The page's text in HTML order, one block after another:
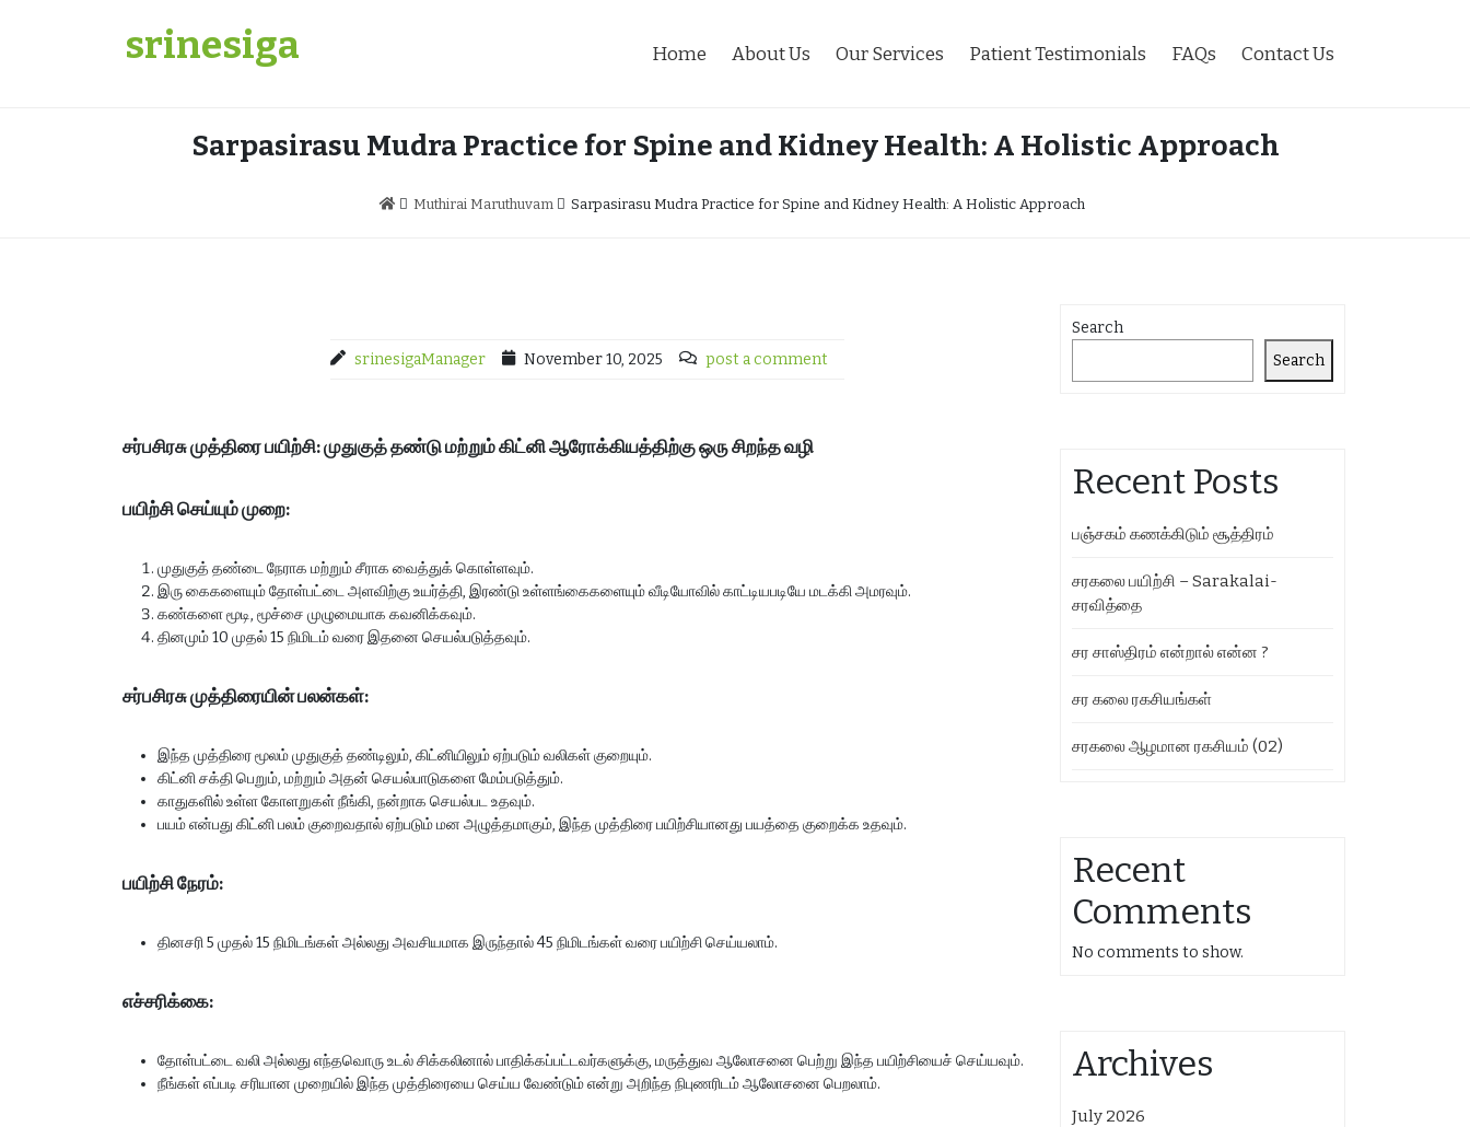
srinesiga Home About Us Our Services Patient Testimonials FAQs Contact Us
Sarpasirasu Mudra Practice for Spine and Kidney Health: A Holistic Approach
Muthirai Maruthuvam Sarpasirasu Mudra Practice for Spine and Kidney Health: A Holistic Approach
srinesigaManager November 10, 2025 post a comment
சர்பசிரசு முத்திரை பயிற்சி: முதுகுத் தண்டு மற்றும் கிட்னி ஆரோக்கியத்திற்கு ஒரு சிறந்த வழி
பயிற்சி செய்யும் முறை:
முதுகுத் தண்டை நேராக மற்றும் சீராக வைத்துக் கொள்ளவும்.
இரு கைகளையும் தோள்பட்டை அளவிற்கு உயர்த்தி, இரண்டு உள்ளங்கைகளையும் வீடியோவில் காட்டியபடியே மடக்கி அமரவும்.
கண்களை மூடி, மூச்சை முழுமையாக கவனிக்கவும்.
தினமும் 10 முதல் 15 நிமிடம் வரை இதனை செயல்படுத்தவும்.
சர்பசிரசு முத்திரையின் பலன்கள்:
இந்த முத்திரை மூலம் முதுகுத் தண்டிலும், கிட்னியிலும் ஏற்படும் வலிகள் குறையும்.
கிட்னி சக்தி பெறும், மற்றும் அதன் செயல்பாடுகளை மேம்படுத்தும்.
காதுகளில் உள்ள கோளறுகள் நீங்கி, நன்றாக செயல்பட உதவும்.
பயம் என்பது கிட்னி பலம் குறைவதால் ஏற்படும் மன அழுத்தமாகும், இந்த முத்திரை பயிற்சியானது பயத்தை குறைக்க உதவும்.
பயிற்சி நேரம்:
தினசரி 5 முதல் 15 நிமிடங்கள் அல்லது அவசியமாக இருந்தால் 45 நிமிடங்கள் வரை பயிற்சி செய்யலாம்.
எச்சரிக்கை:
தோள்பட்டை வலி அல்லது எந்தவொரு உடல் சிக்கலினால் பாதிக்கப்பட்டவர்களுக்கு, மருத்துவ ஆலோசனை பெற்று இந்த பயிற்சியைச் செய்யவும்.
நீங்கள் எப்படி சரியான முறையில் இந்த முத்திரையை செய்ய வேண்டும் என்று அறிந்த நிபுணரிடம் ஆலோசனை பெறலாம்.
Search
Search
Recent Posts
பஞ்சகம் கணக்கிடும் சூத்திரம்
சரகலை பயிற்சி – Sarakalai-
சரவித்தை
சர சாஸ்திரம் என்றால் என்ன ?
சர கலை ரகசியங்கள்
சரகலை ஆழமான ரகசியம் (02)
Recent
Comments
No comments to show.
Archives
July 2026